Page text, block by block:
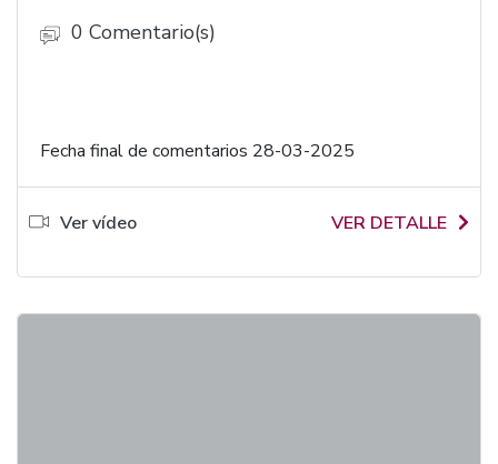
0 Comentario(s)
Fecha final de comentarios 28-03-2025
Ver vídeo VER DETALLE